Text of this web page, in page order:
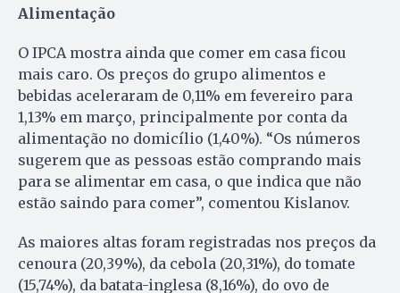
Alimentação
O IPCA mostra ainda que comer em casa ficou
mais caro. Os preços do grupo alimentos e
bebidas aceleraram de 0,11% em fevereiro para
1,13% em março, principalmente por conta da
alimentação no domicílio (1,40%). “Os números
sugerem que as pessoas estão comprando mais
para se alimentar em casa, o que indica que não
estão saindo para comer”, comentou Kislanov.
As maiores altas foram registradas nos preços da
cenoura (20,39%), da cebola (20,31%), do tomate
(15,74%), da batata-inglesa (8,16%), do ovo de